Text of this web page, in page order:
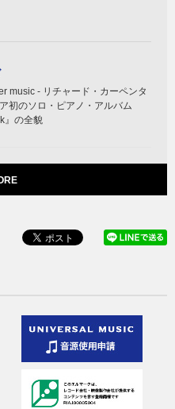
music ‐ リチャード・カーペンタ
初のソロ・ピアノ・アルバム
』の全貌